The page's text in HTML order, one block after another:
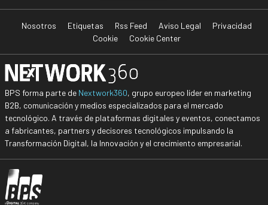
Nosotros Etiquetas Rss Feed Aviso Legal
Privacidad
Cookie
Cookie Center
BPS forma parte de Nextwork360, grupo europeo líder en marketing
B2B, comunicación y medios especializados para el mercado
tecnológico. A través de plataformas digitales y eventos, conectamos
a fabricantes, partners y decisores tecnológicos impulsando la
Transformación Digital, la Innovación y el crecimiento empresarial.